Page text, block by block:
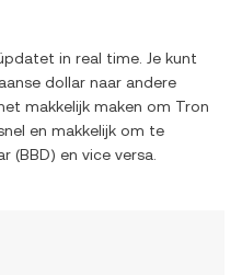
in real time. Je kunt
dollar naar andere
makkelijk maken om Tron
en makkelijk om te
(BBD) en vice versa.